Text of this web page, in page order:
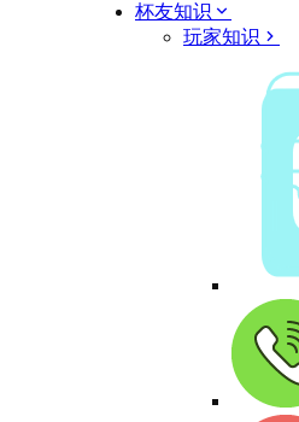
杯友知识
玩家知识